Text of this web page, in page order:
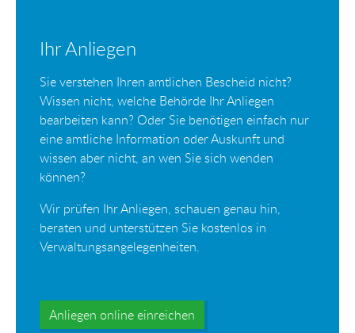
Ihr Anliegen
Sie verstehen Ihren amtlichen Bescheid nicht?
Wissen nicht, welche Behörde Ihr Anliegen
bearbeiten kann? Oder Sie benötigen einfach nur
eine amtliche Information oder Auskunft und
wissen aber nicht, an wen Sie sich wenden
können?
Wir prüfen Ihr Anliegen, schauen genau hin,
beraten und unterstützen Sie kostenlos in
Verwaltungsangelegenheiten.
Anliegen online einreichen